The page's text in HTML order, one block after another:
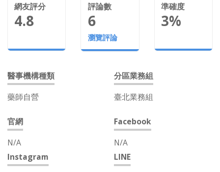
網友評分
4.8
評論數
6
瀏覽評論
準確度
3%
醫事機構種類
藥師自營
分區業務組
臺北業務組
官網
N/A
Facebook
N/A
Instagram
LINE